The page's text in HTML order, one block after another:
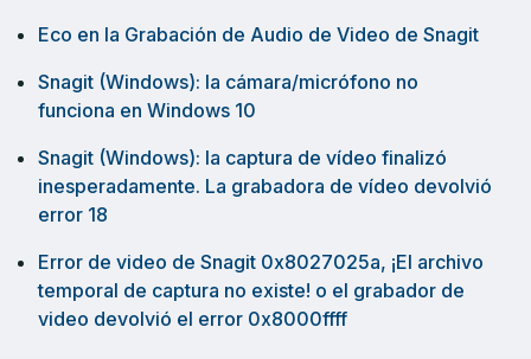
Eco en la Grabación de Audio de Video de Snagit
Snagit (Windows): la cámara/micrófono no
funciona en Windows 10
Snagit (Windows): la captura de vídeo finalizó
inesperadamente. La grabadora de vídeo devolvió
error 18
Error de video de Snagit 0x8027025a, ¡El archivo
temporal de captura no existe! o el grabador de
video devolvió el error 0x8000ffff